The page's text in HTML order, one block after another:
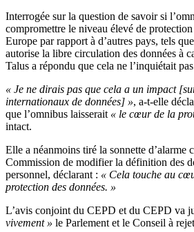
Interrogée sur la question de savoir si
compromettre le niveau élevé de
Europe par rapport à d’autres pays, tels
autorise la libre circulation des données à
Talus a répondu que cela ne l’inquiétait
« Je ne dirais pas que cela a un impact
internationaux de données] », a-t-elle
que l’omnibus laisserait « le cœur de la
intact.
Elle a néanmoins tiré la sonnette d’alarme
Commission de modifier la définition des
personnel, déclarant : « Cela touche au
protection des données. »
L’avis conjoint du CEPD et du CEPD va
vivement » le Parlement et le Conseil à